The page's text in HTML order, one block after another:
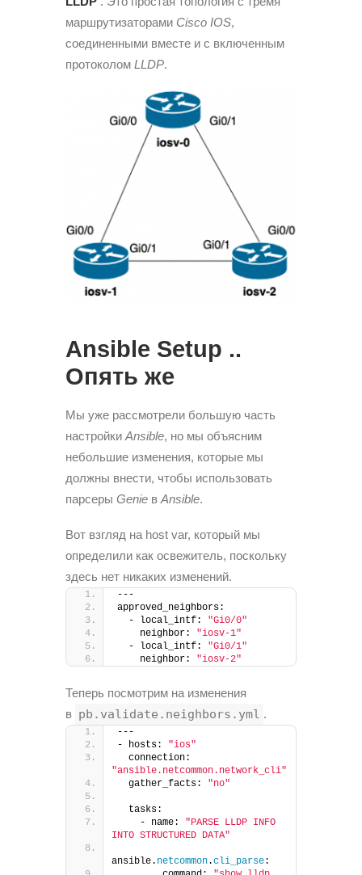
маршрутизаторами Cisco IOS,
соединенными вместе и с включенным
протоколом LLDP.
Ansible Setup ..
Опять же
Мы уже рассмотрели большую часть
настройки Ansible, но мы объясним
небольшие изменения, которые мы
должны внести, чтобы использовать
парсеры Genie в Ansible.
Вот взгляд на host var, который мы
определили как освежитель, поскольку
здесь нет никаких изменений.
---
approved_neighbors:
  - local_intf:
"Gi0/0"
    neighbor:
"iosv-1"
  - local_intf:
"Gi0/1"
    neighbor:
"iosv-2"
Теперь посмотрим на изменения
в pb.validate.neighbors.yml .
---
- hosts: "ios"
"ansible.netcommon.network_cli"
  gather_facts:
"no"
  tasks:
    - name:
"PARSE LLDP INFO
INTO STRUCTURED DATA"
ansible. netcommon.cli_parse: